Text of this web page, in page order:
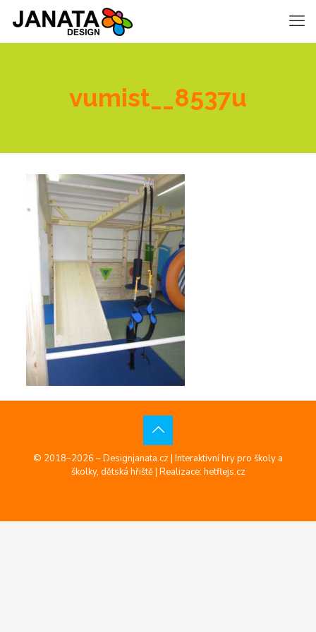
vumist__8537u
© 2018–2026 – Designjanata.cz | Interaktivní hry pro školy a
školky, dětská hřiště | Realizace: hetflejs.cz